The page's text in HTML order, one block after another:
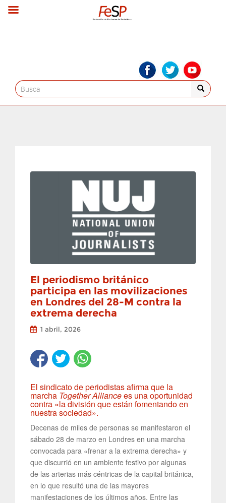
Search
for:
El periodismo británico
participa en las movilizaciones
en Londres del 28-M contra la
extrema derecha
1 abril, 2026
El sindicato de periodistas afirma que la
marcha Together Alliancees una oportunidad
contra «la división que están fomentando en
nuestra sociedad».
Decenas de miles de personas se manifestaron el
sábado 28 de marzo en Londres en una marcha
convocada para «frenar a la extrema derecha» y
que discurrió en un ambiente festivo por algunas
de las arterias más céntricas de la capital británica,
en lo que resultó una de las mayores
manifestaciones de los últimos años. Entre las